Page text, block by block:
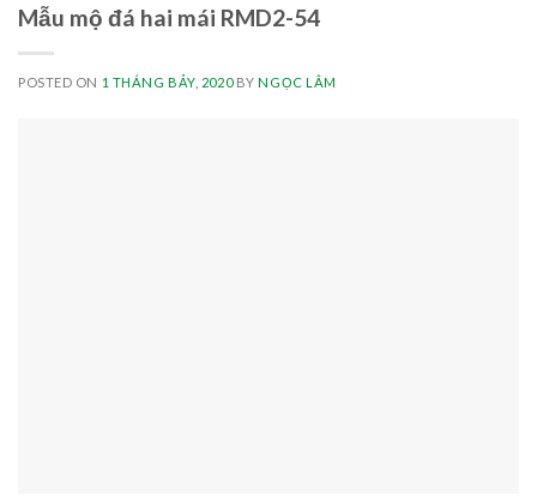
Mẫu mộ đá hai mái RMD2-54
POSTED ON 1 THÁNG BẢY, 2020BYNGỌC LÂM